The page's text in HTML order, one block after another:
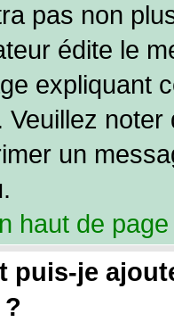
pas non
édite le
expliquant
Veuillez
un
haut de page
puis-je